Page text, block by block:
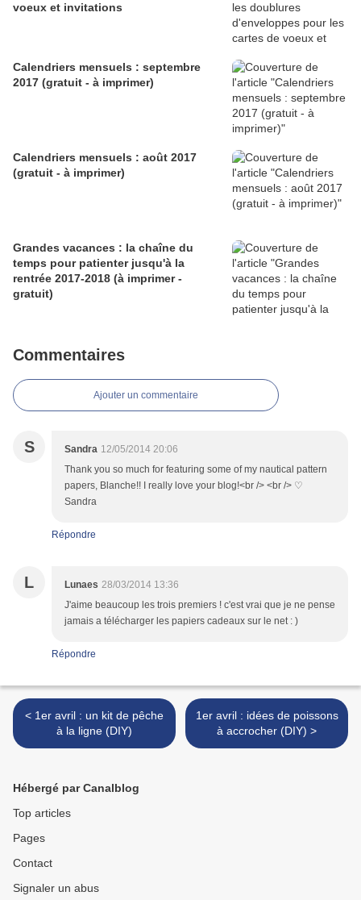
voeux et invitations
Calendriers mensuels : septembre
2017 (gratuit - à imprimer)
Calendriers mensuels : août 2017
(gratuit - à imprimer)
Grandes vacances : la chaîne du
temps pour patienter jusqu'à la
rentrée 2017-2018 (à imprimer -
gratuit)
Commentaires
Ajouter un commentaire
S Sandra 12/05/2014 20:06
Thank you so much for featuring some of my nautical pattern
papers, Blanche!! I really love your blog!<br /> <br /> ♡
Sandra
Répondre
L Lunaes 28/03/2014 13:36
J'aime beaucoup les trois premiers ! c'est vrai que je ne pense
jamais a télécharger les papiers cadeaux sur le net : )
Répondre
< 1er avril : un kit de pêche
à la ligne (DIY)
1er avril : idées de poissons
à accrocher (DIY) >
Hébergé par Canalblog
Top articles
Pages
Contact
Signaler un abus